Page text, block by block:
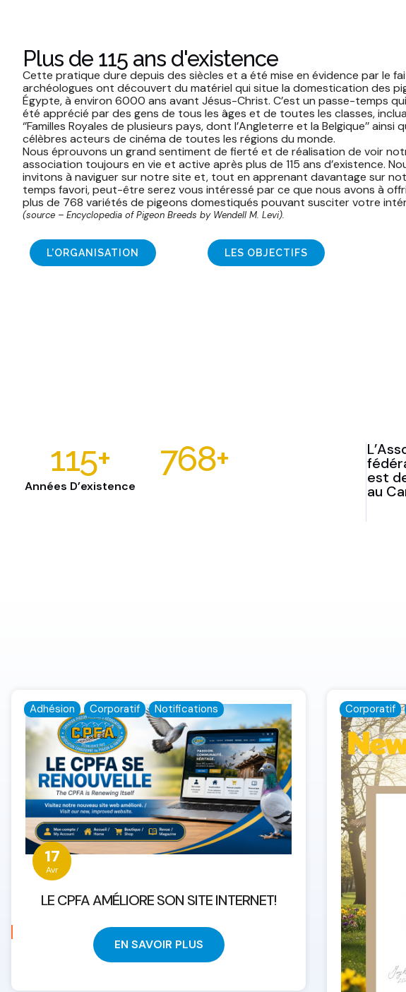
Plus de 115 ans d'existence
Cette pratique dure depuis des siècles et a été mise en évidence par le
archéologues ont découvert du matériel qui situe la domestication des
Égypte, à environ 6000 ans avant Jésus-Christ. C’est un passe-temps
été apprécié par des gens de tous les âges et de toutes les classes,
‘’Familles Royales de plusieurs pays, dont l’Angleterre et la Belgique’’ ainsi
célèbres acteurs de cinéma de toutes les régions du monde.
Nous éprouvons un grand sentiment de fierté et de réalisation de voir
association toujours en vie et active après plus de 115 ans d’existence.
invitons à naviguer sur notre site et, tout en apprenant davantage sur
temps favori, peut-être serez vous intéressé par ce que nous avons à
plus de 768 variétés de pigeons domestiqués pouvant susciter votre
(source – Encyclopedia of Pigeon Breeds by Wendell M. Levi).
L’ORGANISATION LES OBJECTIFS
Années D’existence
115+ 768+ est
au
17
Avr
Adhésion Corporatif Notifications
LE CPFA AMÉLIORE SON SITE INTERNET!
EN SAVOIR PLUS
Corporatif